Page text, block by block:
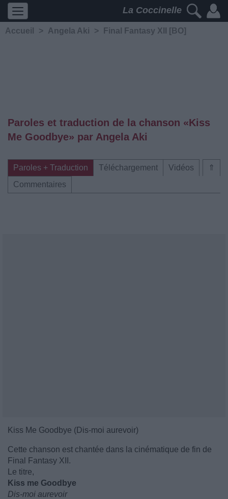
La Coccinelle
Accueil > Angela Aki > Final Fantasy XII [BO]
Paroles et traduction de la chanson «Kiss
Me Goodbye» par Angela Aki
⇑
Paroles + Traduction Téléchargement
Vidéos
Commentaires
Kiss Me Goodbye (Dis-moi aurevoir)
Cette chanson est chantée dans la cinématique de fin de
Final Fantasy XII.
Le titre,
Kiss me Goodbye
Dis-moi aurevoir